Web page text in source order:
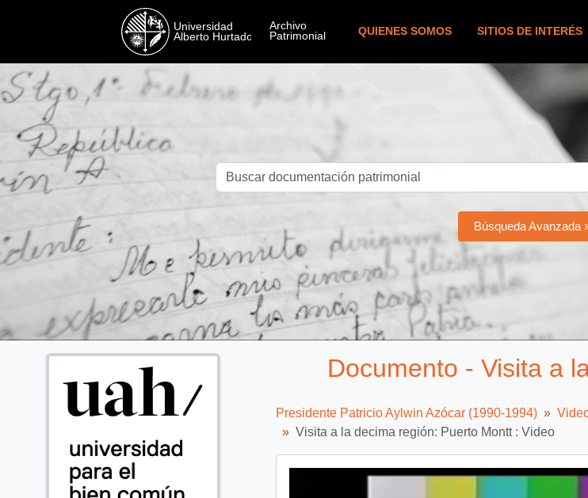
QUIENES SOMOS SITIOS DE INTERÉS
Búsqueda Avanzada
Documento - Visita a
Presidente Patricio Aylwin Azócar (1990-1994)
Visita a la decima región: Puerto Montt : Video